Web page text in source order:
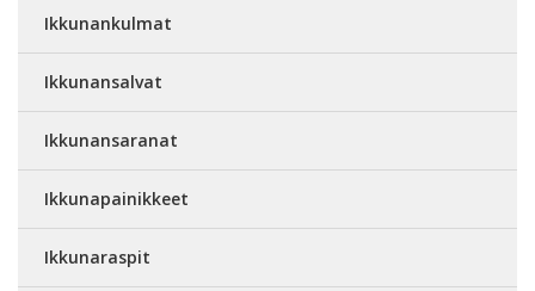
Ikkunankulmat
Ikkunansalvat
Ikkunansaranat
Ikkunapainikkeet
Ikkunaraspit